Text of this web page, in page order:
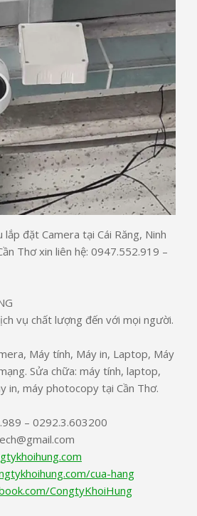
lắp đặt Camera tại Cái Răng, Ninh
Thơ xin liên hệ: 0947.552.919 –
vụ chất lượng đến với mọi người.
Máy tính, Máy in, Laptop, Máy
Sửa chữa: máy tính, laptop,
in, máy photocopy tại Cần Thơ.
– 0292.3.603200
cua-hang
CongtyKhoiHung